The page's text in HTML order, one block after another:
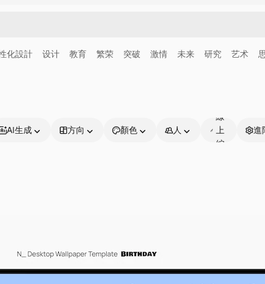
化設計 设计 教育 繁荣 突破 激情 未来 研究 艺术
AI生成 方向 顏色 人
線
上
編
進
產品 開始使用